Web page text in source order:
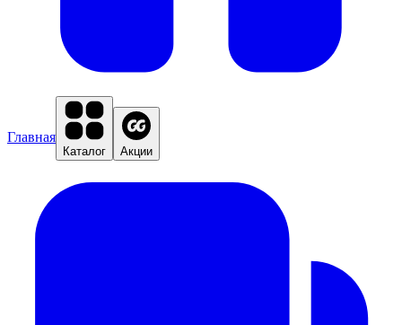
Главная
Каталог Акции